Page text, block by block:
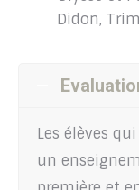
Didon,
Les élèves
un